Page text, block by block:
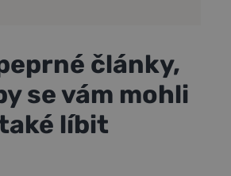
články,
se vám mohli
líbit